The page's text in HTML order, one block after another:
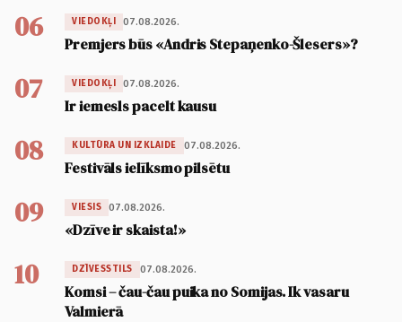
06 VIEDOKĻI 07.08.2026.
Premjers būs «Andris Stepaņenko-Šlesers»?
07 VIEDOKĻI 07.08.2026.
Ir iemesls pacelt kausu
08 KULTŪRA UN IZKLAIDE 07.08.2026.
Festivāls ielīksmo pilsētu
09 VIESIS 07.08.2026.
«Dzīve ir skaista!»
10 DZĪVESSTILS 07.08.2026.
Komsi – čau-čau puika no Somijas. Ik vasaru
Valmierā